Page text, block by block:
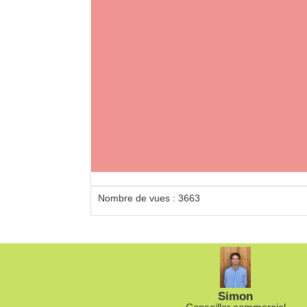
Nombre de vues : 3663
Simon